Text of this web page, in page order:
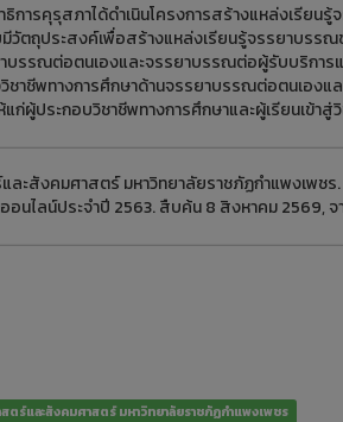
ธิการคุรุสภาได้ดำเนินโครงการสร้างแหล่งเรีย
มีวัตถุประสงค์เพื่อสร้างแหล่งเรียนรู้จรรยาบรร
บรรณต่อตนเองและจรรยาบรรณต่อผู้รับบริการแ
ชาชีพทางการศึกษาด้านจรรยาบรรณต่อตนเอ
แก่ผู้ประกอบวิชาชีพทางการศึกษาและผู้เรียนเข้าสู่
ะสังคมศาสตร์ มหาวิทยาลัยราชภัฏกำแพงเพชร
อนไลน์ประจำปี 2563. สืบค้น 8 สิงหาคม 2569, จ
ร์และสังคมศาสตร์ มหาวิทยาลัยราชภัฏกำแพงเพชร